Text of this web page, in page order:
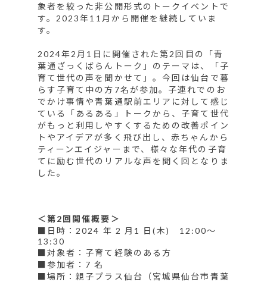
象者を絞った非公開形式のトークイベントで
す。2023年11月から開催を継続していま
す。
2024年2月1日に開催された第2回目の
「青
葉通ざっくばらんトーク」 のテーマは、「子
育て世代の声を聞かせて」。今回は仙台で暮
らす子育て中の方7名が参加。子連れでのお
でかけ事情や青葉通駅前エリアに対して感じ
ている「あるある」トークから、子育て世代
がもっと利用しやすくするための改善ポイン
トやアイデアが多く飛び出し、赤ちゃんから
ティーンエイジャーまで、様々な年代の子育
てに励む世代のリアルな声を聞く回となりま
した。
＜第2回開催概要＞
■日時：2024 年 2 月1 日(木) 12:00～
13:30
■対象者：子育て経験のある方
■参加者：7 名
■場所：親子プラス仙台
（宮城県仙台市青葉